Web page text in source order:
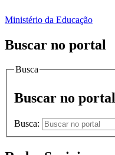
Ministério da Educação
Buscar no portal
Busca
Buscar no portal
Busca: